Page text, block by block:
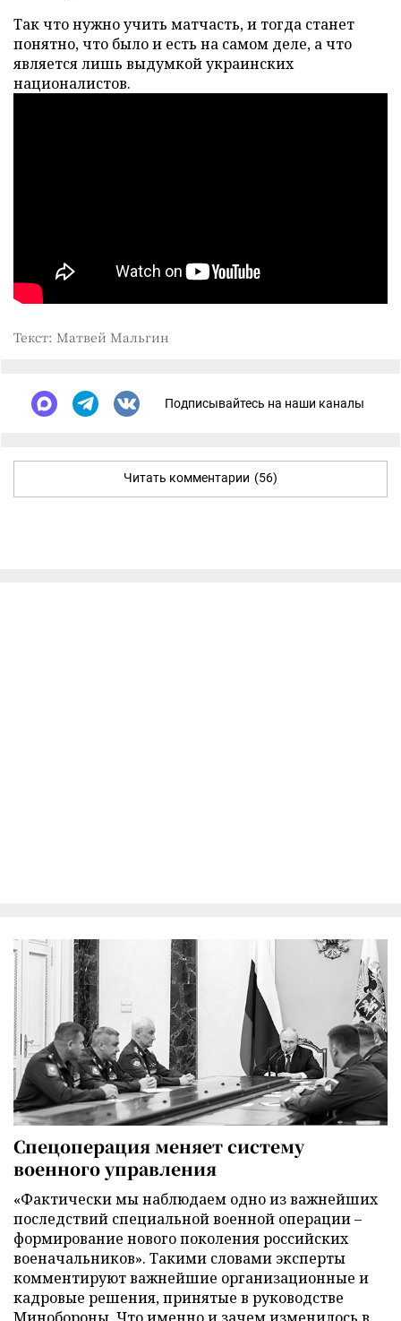
Так что нужно учить матчасть, и тогда станет
понятно, что было и есть на самом деле, а что
является лишь выдумкой украинских
националистов.
Текст: Матвей Мальгин
Подписывайтесь на наши каналы
Читать комментарии (56)
Спецоперация меняет систему
военного управления
«Фактически мы наблюдаем одно из важнейших
последствий специальной военной операции –
формирование нового поколения российских
военачальников». Такими словами эксперты
комментируют важнейшие организационные и
кадровые решения, принятые в руководстве
Минобороны. Что именно и зачем изменилось в